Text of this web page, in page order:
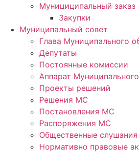
Мунициципальный заказ
Закупки
Муниципальный совет
Глава Муниципального
Депутаты
Постоянные комиссии
Аппарат
Проекты решений
Решения МС
Постановления МС
Распоряжения МС
Общественные слушания
Нормативно правовые